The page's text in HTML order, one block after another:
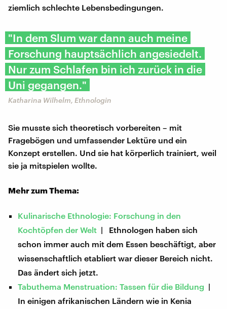
ziemlich schlechte Lebensbedingungen.
"In dem Slum war dann auch meine
Forschung hauptsächlich angesiedelt.
Nur zum Schlafen bin ich zurück in die
Uni gegangen."
Katharina Wilhelm, Ethnologin
Sie musste sich theoretisch vorbereiten – mit
Fragebögen und umfassender Lektüre und ein
Konzept erstellen. Und sie hat körperlich trainiert, weil
sie ja mitspielen wollte.
Mehr zum Thema:
Kulinarische Ethnologie: Forschung in den
Kochtöpfen der Welt | Ethnologen haben sich
schon immer auch mit dem Essen beschäftigt, aber
wissenschaftlich etabliert war dieser Bereich nicht.
Das ändert sich jetzt.
Tabuthema Menstruation: Tassen für die Bildung |
In einigen afrikanischen Ländern wie in Kenia